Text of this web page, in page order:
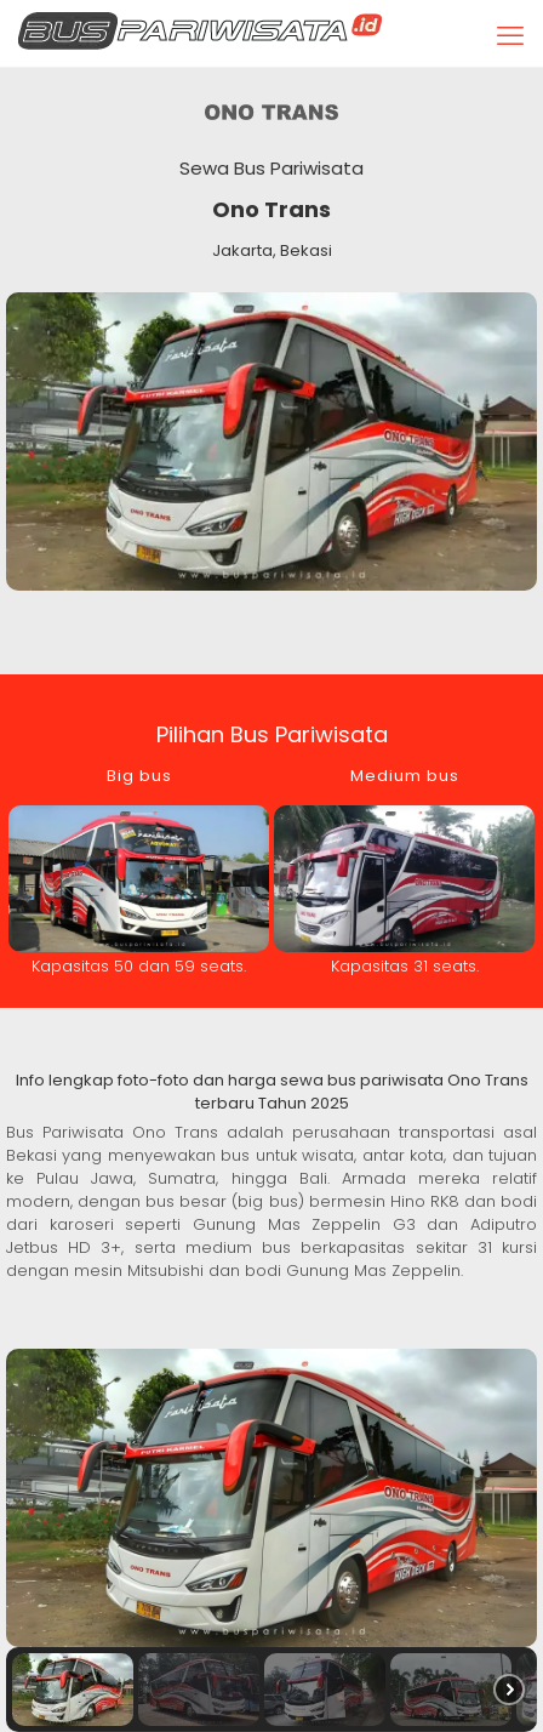
Sewa Bus Pariwisata
Ono Trans
Jakarta, Bekasi
Pilihan Bus Pariwisata
Big bus
Kapasitas 50 dan 59 seats.
Medium bus
Kapasitas 31 seats.
Info lengkap foto-foto dan harga sewa bus pariwisata Ono Trans
terbaru Tahun 2025
Bus Pariwisata Ono Trans adalah perusahaan transportasi asal
Bekasi yang menyewakan bus untuk wisata, antar kota, dan tujuan
ke Pulau Jawa, Sumatra, hingga Bali. Armada mereka relatif
modern, dengan bus besar (big bus) bermesin Hino RK8 dan bodi
dari karoseri seperti Gunung Mas Zeppelin G3 dan Adiputro
Jetbus HD 3+, serta medium bus berkapasitas sekitar 31 kursi
dengan mesin Mitsubishi dan bodi Gunung Mas Zeppelin.